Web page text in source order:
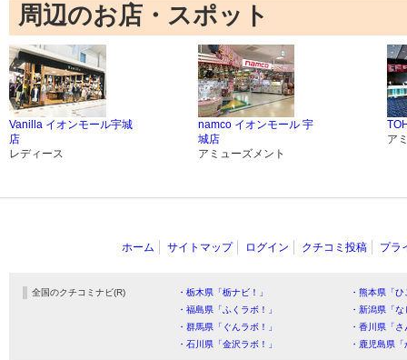
周辺のお店・スポット
Vanilla イオンモール宇城
店
レディース
namco イオンモール 宇
城店
アミューズメント
ア
ホーム サイトマップ ログイン クチコミ投稿 プラ
全国のクチコミナビ(R) ・栃木県「栃ナビ！」
・熊本県「
・福島県「ふくラボ！」
・新潟県「
・群馬県「ぐんラボ！」
・香川県「
・石川県「金沢ラボ！」
・鹿児島県